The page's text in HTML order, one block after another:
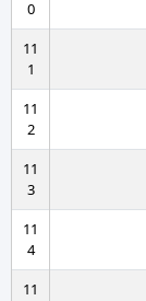
0
11
1
11
2
11
3
11
4
11